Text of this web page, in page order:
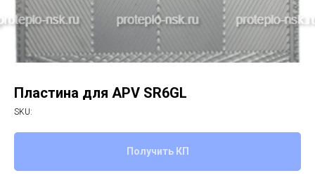
Пластина для APV SR6GL
SKU:
Получить КП